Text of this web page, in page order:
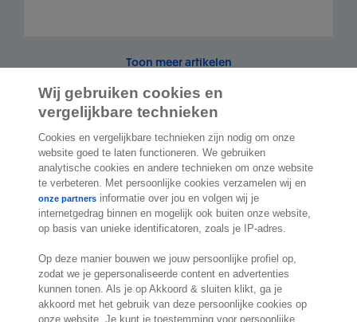
Toon meer artikelen
2.000 specialistenstaan klaar om je te
helpen
Contact
Exact Belgium
Koningin Astridlaan 166
1780 Wemmel
België
Wij gebruiken cookies en
vergelijkbare technieken
Cookies en vergelijkbare technieken zijn nodig om onze
website goed te laten functioneren. We gebruiken
analytische cookies en andere technieken om onze website
te verbeteren. Met persoonlijke cookies verzamelen wij en
onze partners informatie over jou en volgen wij je
internetgedrag binnen en mogelijk ook buiten onze website,
op basis van unieke identificatoren, zoals je IP-adres.
Op deze manier bouwen we jouw persoonlijke profiel op,
zodat we je gepersonaliseerde content en advertenties
kunnen tonen. Als je op Akkoord & sluiten klikt, ga je
akkoord met het gebruik van deze persoonlijke cookies op
onze website. Je kunt je toestemming voor persoonlijke